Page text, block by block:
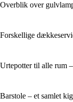
Overblik over
Forskellige
Urtepotter til alle rum
Barstole – et samlet